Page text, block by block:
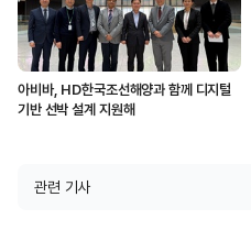
아비바, HD한국조선해양과 함께 디지털
기반 선박 설계 지원해
관련 기사